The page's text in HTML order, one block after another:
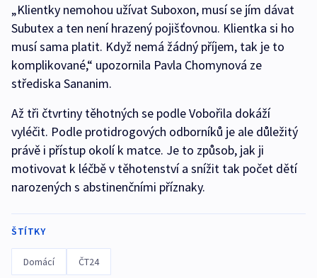
„Klientky nemohou užívat Suboxon, musí se jím dávat
Subutex a ten není hrazený pojišťovnou. Klientka si ho
musí sama platit. Když nemá žádný příjem, tak je to
komplikované,“ upozornila Pavla Chomynová ze
střediska Sananim.
Až tři čtvrtiny těhotných se podle Vobořila dokáží
vyléčit. Podle protidrogových odborníků je ale důležitý
právě i přístup okolí k matce. Je to způsob, jak ji
motivovat k léčbě v těhotenství a snížit tak počet dětí
narozených s abstinenčními příznaky.
ŠTÍTKY
Domácí ČT24